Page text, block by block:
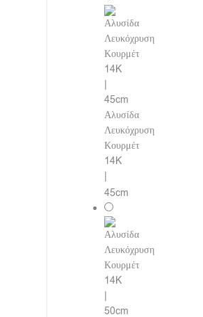
Αλυσίδα
Λευκόχρυση
Κουρμέτ
14K
|
45cm